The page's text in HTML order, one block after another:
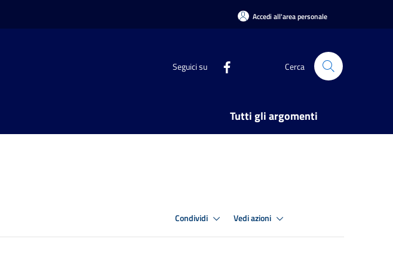
Accedi all'area personale
Seguici su Cerca
Tutti gli argomenti
Condividi Vedi azioni